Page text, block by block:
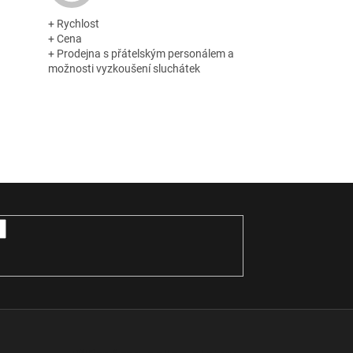
+ Rychlost
+ Cena
+ Prodejna s přátelským personálem a
možnosti vyzkoušení sluchátek